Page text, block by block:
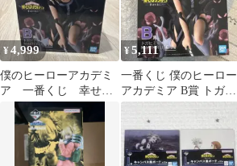
¥4,999
僕のヒーローアカデミ
ア 一番くじ 幸せの
上に B賞 トガヒミ
コ フィギュア
¥5,111
一番くじ 僕のヒーロー
アカデミア B賞 トガヒ
ミコ